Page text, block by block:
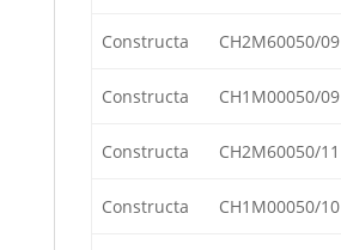
Constructa CH2M60050/09
Constructa CH1M00050/09
Constructa CH2M60050/11
Constructa CH1M00050/10